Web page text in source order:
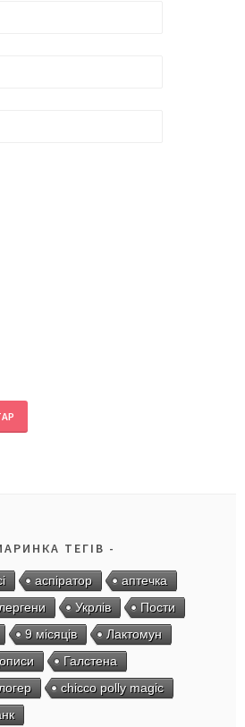
ТЕГІВ
аспіратор
аптечка
Укрлів
Пости
9 місяців
Лактомун
Галстена
chicco polly magic